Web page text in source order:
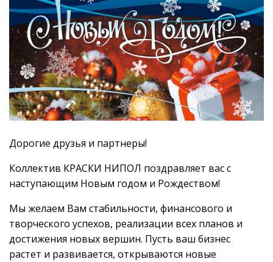
Дорогие друзья и партнеры!
Коллектив КРАСКИ НИПОЛ поздравляет вас с
наступающим Новым годом и Рождеством!
Мы желаем Вам стабильности, финансового и
творческого успехов, реализации всех планов и
достижения новых вершин. Пусть ваш бизнес
растет и развивается, открываются новые